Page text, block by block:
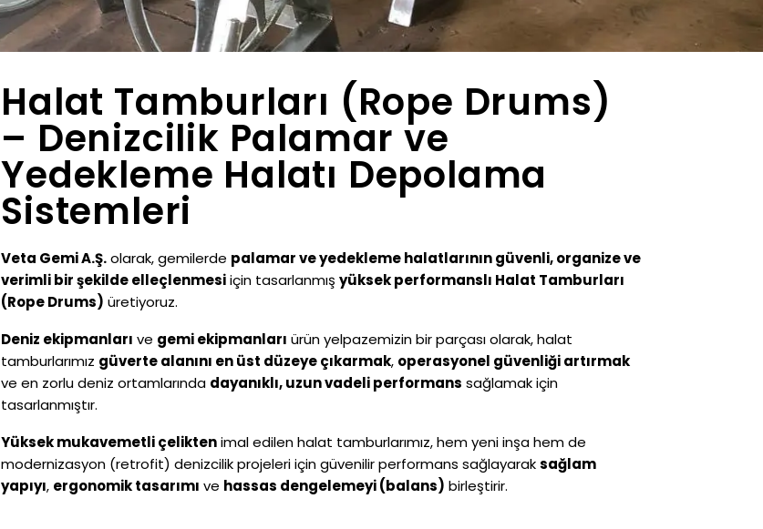
Halat Tamburları (Rope Drums)
– Denizcilik Palamar ve
Yedekleme Halatı Depolama
Sistemleri
Veta Gemi A.Ş.olarak, gemilerde palamar ve yedekleme halatlarının güvenli, organize ve
verimli bir şekilde elleçlenmesiiçin tasarlanmışyüksek performanslı Halat Tamburları
(Rope Drums) üretiyoruz.
Deniz ekipmanları ve gemi ekipmanları ürün yelpazemizin bir parçası olarak, halat
tamburlarımız güverte alanını en üst düzeye çıkarmak, operasyonel güvenliği artırmak
ve en zorlu deniz ortamlarında dayanıklı, uzun vadeli performans sağlamak için
tasarlanmıştır.
Yüksek mukavemetli çeliktenimal edilen halat tamburlarımız, hem yeni inşa hem de
modernizasyon (retrofit) denizcilik projeleri için güvenilir performans sağlayaraksağlam
yapıyı, ergonomik tasarımı ve hassas dengelemeyi (balans) birleştirir.